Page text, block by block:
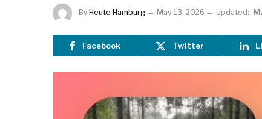
By Heute Hamburg May 13, 2026 Updated:
Facebook Twitter